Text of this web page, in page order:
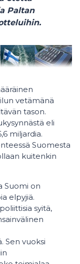
Paltan
vetämänä
tason.
eli
miljardia.
Suomesta
kuitenkin
Suomi on
elpyjiä.
syitä,
Sen vuoksi